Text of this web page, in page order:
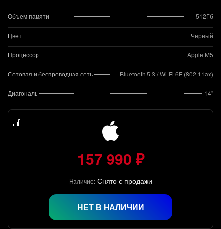
Объем памяти 512Гб
Цвет Черный
Процессор Apple M5
Сотовая и беспроводная сеть Bluetooth 5.3 / Wi-Fi 6E (802.11ax)
Диагональ 14"
157 990 ₽
Наличие: Снято с продажи
НЕТ В НАЛИЧИИ